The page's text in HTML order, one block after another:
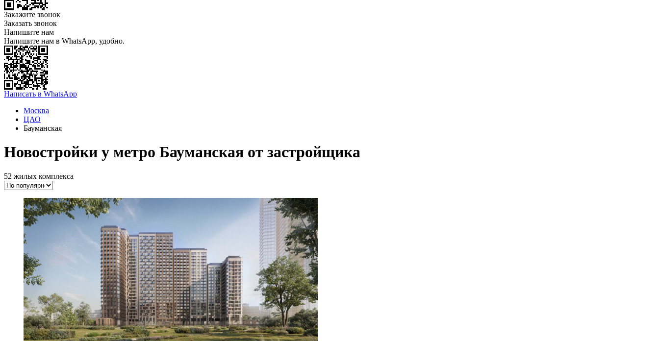
Закажите звонок
Заказать звонок
Напишите нам
Напишите нам в WhatsApp, удобно.
Написать в WhatsApp
Москва
ЦАО
Бауманская
Новостройки у метро Бауманская от застройщика
52 жилых комплекса